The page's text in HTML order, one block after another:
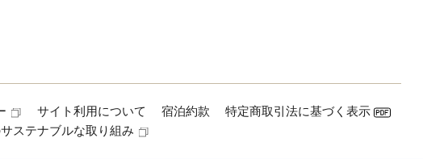
サイト利用について 宿泊約款
特定商取引法に基づく表示
ステナブルな取り組み